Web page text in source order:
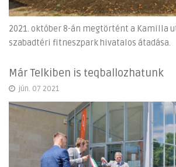
2021. október 8-án megtörtént a Kamilla
szabadtéri fitneszpark hivatalos átadása.
Már Telkiben is teqballozhatunk
jún. 07 2021